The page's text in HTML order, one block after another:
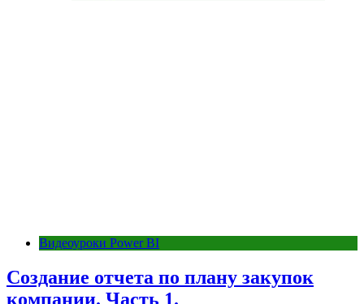
Видеоуроки Power BI
Создание отчета по плану закупок
компании. Часть 1.